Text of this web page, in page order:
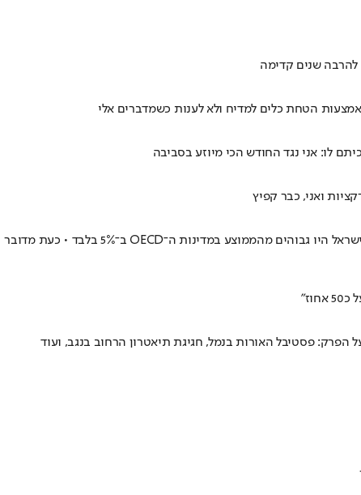
להרבה שנים קדימה
הטחת כלים למדיח ולא לענות כשמדברים אלי
לו: אני נגד החודש הכי מיוזע בסביבה
ואני, כבר קפיץ
מה שקורה כאן הוא לא עליית מחירים רגעית, אלא הזנחה ממושכת שעולה לכולנו הרבה כסף • בשנת 2011, שבה פרצה המחאה החברתית, המחירים בישראל היו גבוהים מהממוצע במדינות ה־OECD ב־5% בלבד • כעת מדובר
פסטיבל האורות בנמל, חגיגת תיאטרון הרחוב בנגב, ועוד